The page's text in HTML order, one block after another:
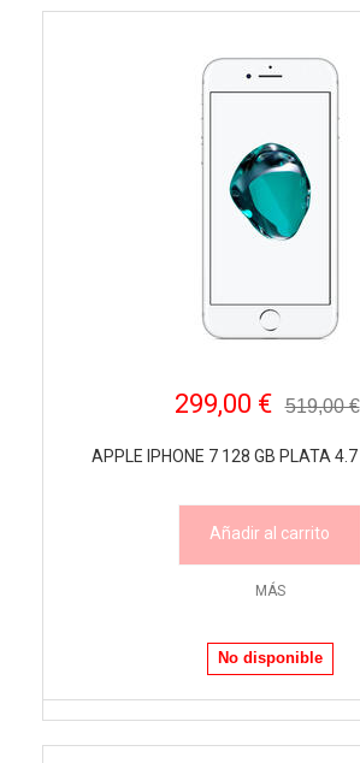
299,00 € 519,00 €
APPLE IPHONE 7 128 GB PLATA
Añadir al carrito
MÁS
No disponible